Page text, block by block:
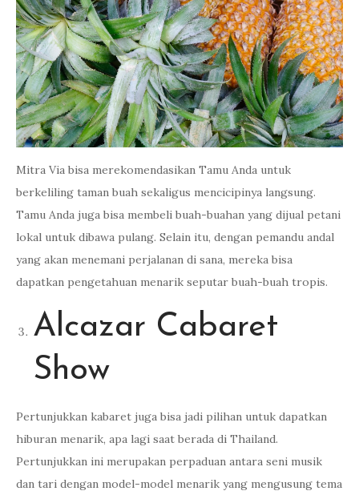
Mitra Via bisa merekomendasikan Tamu Anda untuk
berkeliling taman buah sekaligus mencicipinya langsung.
Tamu Anda juga bisa membeli buah-buahan yang dijual petani
lokal untuk dibawa pulang. Selain itu, dengan pemandu andal
yang akan menemani perjalanan di sana, mereka bisa
dapatkan pengetahuan menarik seputar buah-buah tropis.
Alcazar Cabaret
Show
Pertunjukkan kabaret juga bisa jadi pilihan untuk dapatkan
hiburan menarik, apa lagi saat berada di Thailand.
Pertunjukkan ini merupakan perpaduan antara seni musik
dan tari dengan model-model menarik yang mengusung tema